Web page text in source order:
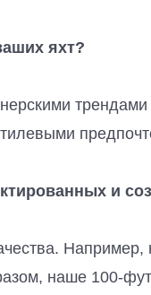
яхт?
трендами
и
наше 100-